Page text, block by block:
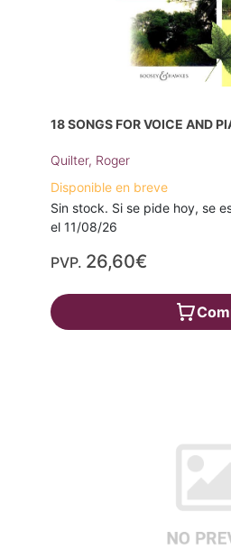
18 SONGS FOR VOICE AND
Quilter, Roger
Disponible en breve
Sin stock. Si se pide hoy, se
el 11/08/26
PVP. 26,60€